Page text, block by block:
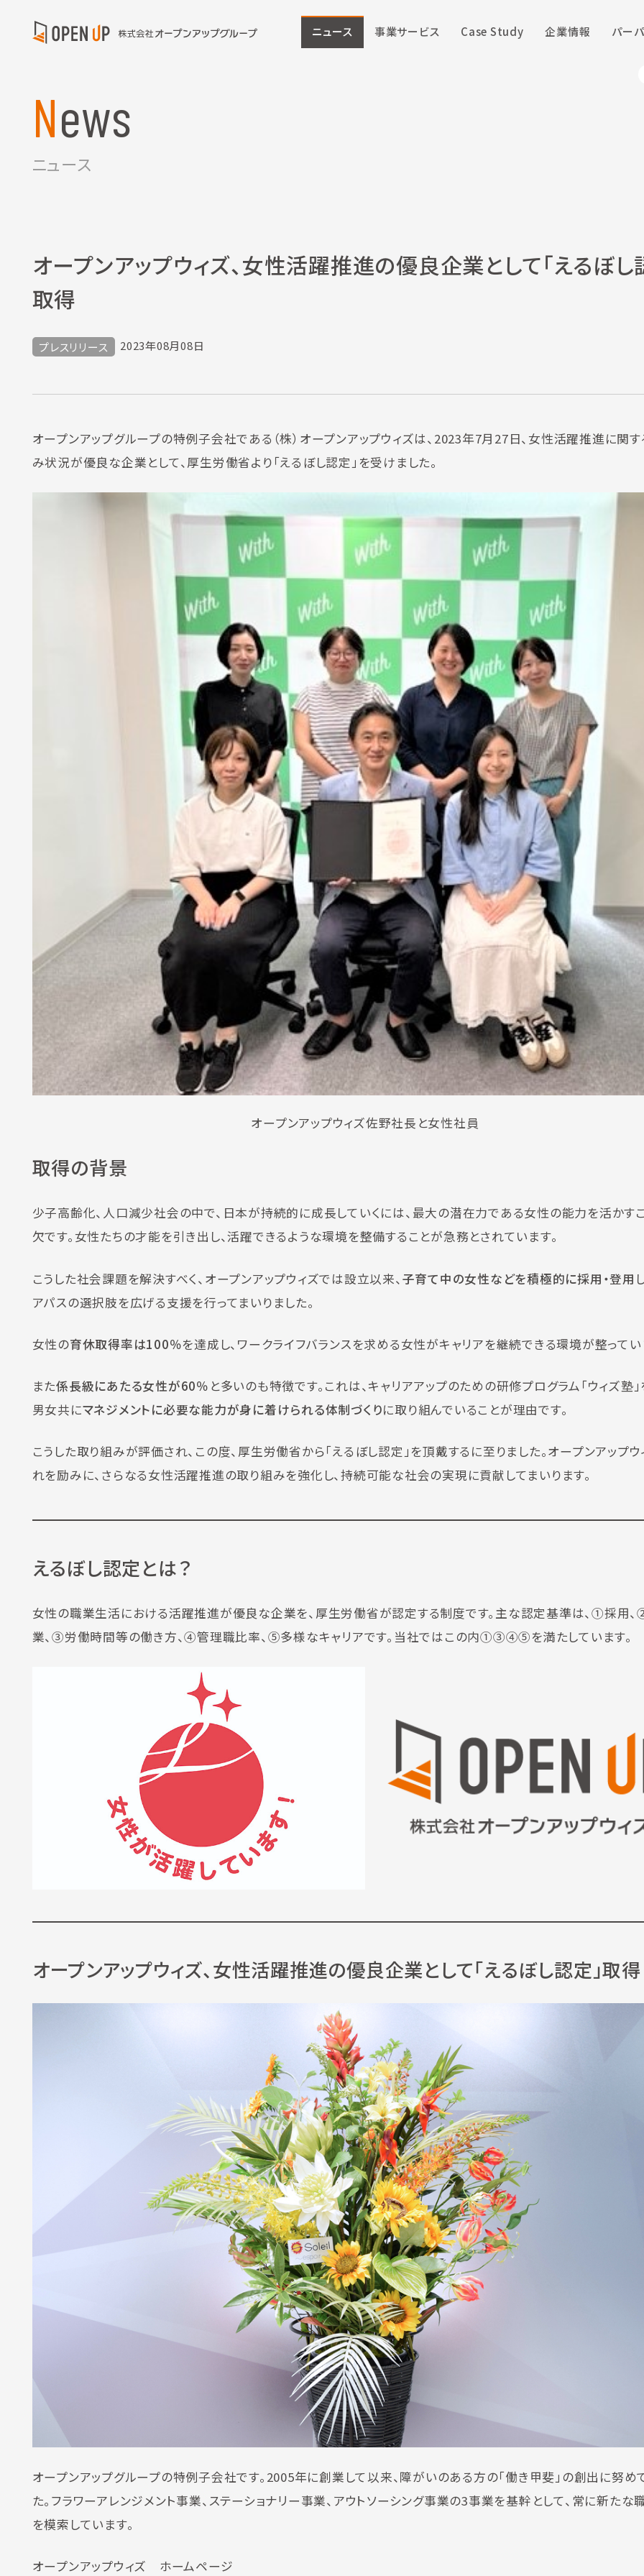
ニュース 事業サービス Case Study 企業情報 パー
News
ニュース
オープンアップウィズ、女性活躍推進の優良企業として「えるぼし
取得
プレスリリース 2023年08月08日
オープンアップグループの特例子会社である（株）オープンアップウィズは、2023年7月27日、女性活躍推進に関
み状況が優良な企業として、厚生労働省より「えるぼし認定」を受けました。
オープンアップウィズ佐野社長と女性社員
取得の背景
少子高齢化、人口減少社会の中で、日本が持続的に成長していくには、最大の潜在力である女性の能力を活かす
欠です。女性たちの才能を引き出し、活躍できるような環境を整備することが急務とされています。
こうした社会課題を解決すべく、オープンアップウィズでは設立以来、 子育て中の女性などを積極的に採用・登用
アパスの選択肢を広げる支援を行ってまいりました。
女性の育休取得率は100％を達成し、ワークライフバランスを求める女性がキャリアを継続できる環境が整ってい
また係長級にあたる女性が60％ と多いのも特徴です。これは、キャリアアップのための研修プログラム「ウィズ塾」
男女共にマネジメントに必要な能力が身に着けられる体制づくりに取り組んでいることが理由です。
こうした取り組みが評価され、この度、厚生労働省から「えるぼし認定」を頂戴するに至りました。オープンアップ
れを励みに、さらなる女性活躍推進の取り組みを強化し、持続可能な社会の実現に貢献してまいります。
えるぼし認定とは？
女性の職業生活における活躍推進が優良な企業を、厚生労働省が認定する制度です。主な認定基準は、①採用
業、③労働時間等の働き方、④管理職比率、⑤多様なキャリアです。当社ではこの内①③④⑤を満たしています。
オープンアップウィズ、女性活躍推進の優良企業として「えるぼし認定」取得
オープンアップグループの特例子会社です。2005年に創業して以来、障がいのある方の「働き甲斐」の創出に努め
た。フラワーアレンジメント事業、ステーショナリー事業、アウトソーシング事業の3事業を基幹として、常に新たな
を模索しています。
オープンアップウィズ ホームページ